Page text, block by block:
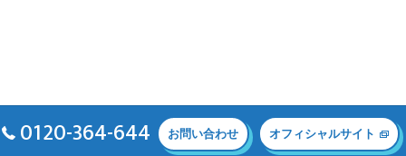
0120-364-644 お問い合わせ オフィシャルサイト